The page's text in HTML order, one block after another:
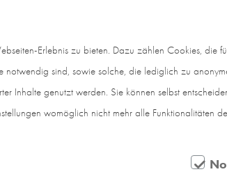
Erlebnis zu bieten. Dazu zählen Cookies, die
notwendig sind, sowie solche, die lediglich zu
Inhalte genutzt werden. Sie können selbst
womöglich nicht mehr alle Funktionalitäten